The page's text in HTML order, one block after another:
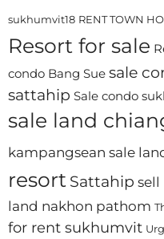
sukhumvit18 RENT TOWN
Resort for sale
condo Bang Sue sale
sattahip Sale condo
sale land
kampangsean sale
resort Sattahip sell
land nakhon pathom
for rent sukhumvit